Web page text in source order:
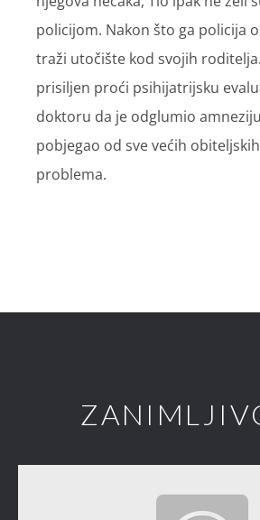
policijom. Nakon što ga policija
traži utočište kod svojih
prisiljen proći psihijatrijsku
doktoru da je odglumio
pobjegao od sve većih
problema.